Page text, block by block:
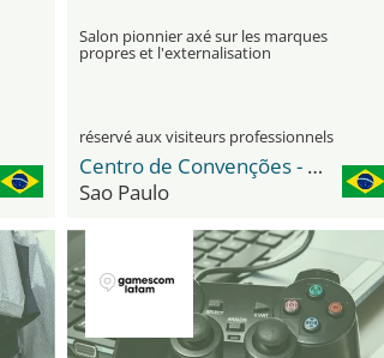
Salon pionnier axé sur les marques
propres et l'externalisation
réservé aux visiteurs professionnels
Centro de Convenções - Distrito Anhembi
Sao Paulo